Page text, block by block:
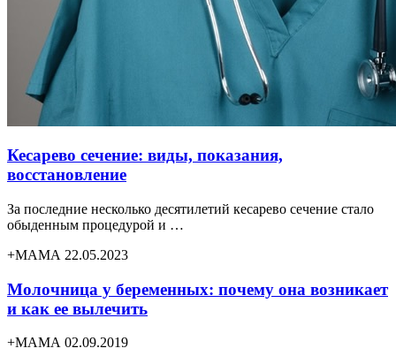
Кесарево сечение: виды, показания,
восстановление
За последние несколько десятилетий кесарево сечение стало
обыденным процедурой и …
+МАМА 22.05.2023
Молочница у беременных: почему она возникает
и как ее вылечить
+МАМА 02.09.2019